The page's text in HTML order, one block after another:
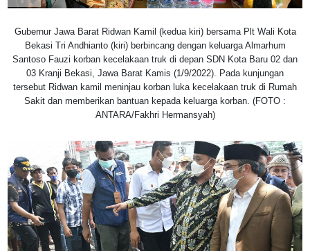
Gubernur Jawa Barat Ridwan Kamil (kedua kiri) bersama Plt Wali Kota
Bekasi Tri Andhianto (kiri) berbincang dengan keluarga Almarhum
Santoso Fauzi korban kecelakaan truk di depan SDN Kota Baru 02 dan
03 Kranji Bekasi, Jawa Barat Kamis (1/9/2022). Pada kunjungan
tersebut Ridwan kamil meninjau korban luka kecelakaan truk di Rumah
Sakit dan memberikan bantuan kepada keluarga korban. (FOTO :
ANTARA/Fakhri Hermansyah)